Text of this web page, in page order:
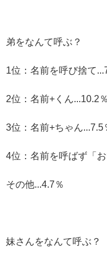
弟をなんて呼ぶ？
1位：名前を呼び捨て
2位：名前+くん...10.2％
3位：名前+ちゃん...7.5
4位：名前を呼ばず「
その他...4.7％
妹さんをなんて呼ぶ？